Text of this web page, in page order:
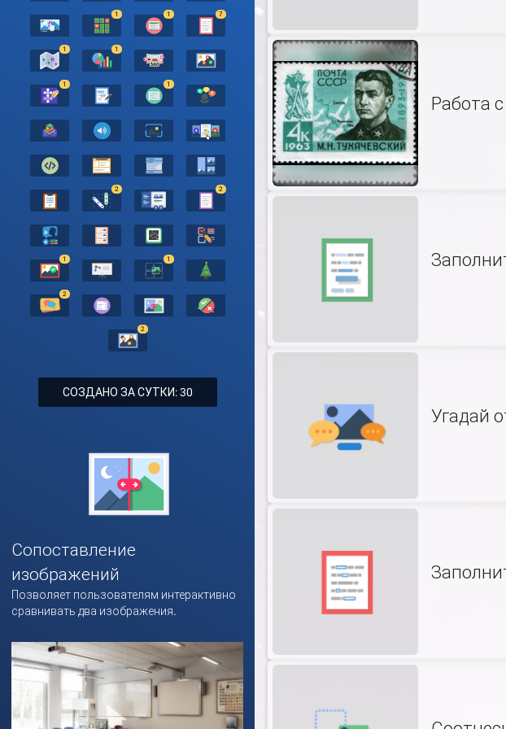
1 1 7
1 1
1 1
2 2
1 1
2
2
СОЗДАНО ЗА СУТКИ: 30
Сопоставление
изображений
Позволяет пользователям интерактивно
сравнивать два изображения.
Работа
Угадай